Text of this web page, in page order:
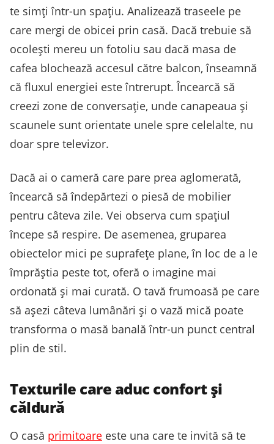
te simți într-un spațiu. Analizează traseele pe
care mergi de obicei prin casă. Dacă trebuie să
ocolești mereu un fotoliu sau dacă masa de
cafea blochează accesul către balcon, înseamnă
că fluxul energiei este întrerupt. Încearcă să
creezi zone de conversație, unde canapeaua și
scaunele sunt orientate unele spre celelalte, nu
doar spre televizor.
Dacă ai o cameră care pare prea aglomerată,
încearcă să îndepărtezi o piesă de mobilier
pentru câteva zile. Vei observa cum spațiul
începe să respire. De asemenea, gruparea
obiectelor mici pe suprafețe plane, în loc de a le
împrăștia peste tot, oferă o imagine mai
ordonată și mai curată. O tavă frumoasă pe care
să așezi câteva lumânări și o vază mică poate
transforma o masă banală într-un punct central
plin de stil.
Texturile care aduc confort și
căldură
O casă primitoare este una care te invită să te